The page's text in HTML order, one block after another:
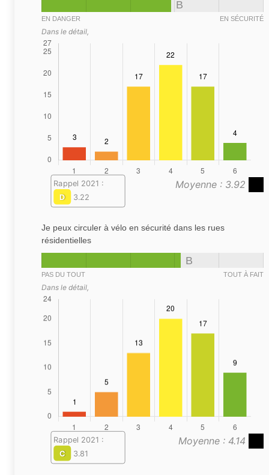
B
EN DANGER EN SÉCURITÉ
Dans le détail,
Moyenne : 3.92
Rappel 2021 :
D
3.22
Je peux circuler à vélo en sécurité dans les rues
résidentielles
B
PAS DU TOUT TOUT À FAIT
Dans le détail,
Moyenne : 4.14
Rappel 2021 :
C
3.81